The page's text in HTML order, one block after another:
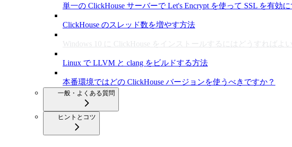
単一の ClickHouse サーバーで Let's Encrypt を使って SSL を有効
ClickHouse のスレッド数を増やす方法
Windows 10 に ClickHouse をインストールするにはどうすればよ
Linux で LLVM と clang をビルドする方法
本番環境ではどの ClickHouse バージョンを使うべきですか？
一般・よくある質問
ヒントとコツ